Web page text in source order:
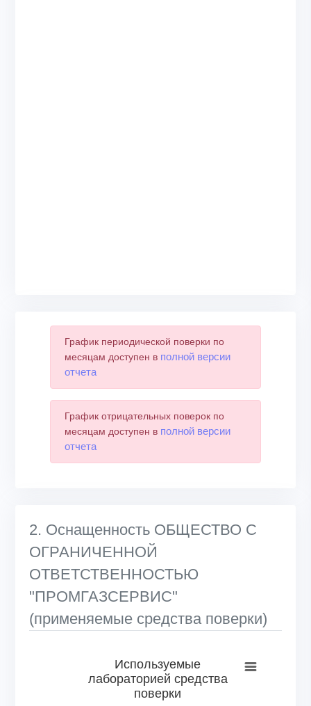
График периодической поверки по
месяцам доступен в полной версии
отчета
График отрицательных поверок по
месяцам доступен в полной версии
отчета
2. Оснащенность ОБЩЕСТВО С
ОГРАНИЧЕННОЙ
ОТВЕТСТВЕННОСТЬЮ
"ПРОМГАЗСЕРВИС"
(применяемые средства поверки)
Bar chart with 6 bars.
View as data table, Используемые лабораторией
Используемые
лабораторией средства
поверки